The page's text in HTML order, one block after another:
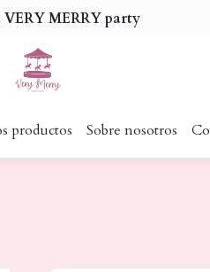
VERY MERRY party
productos Sobre nosotros